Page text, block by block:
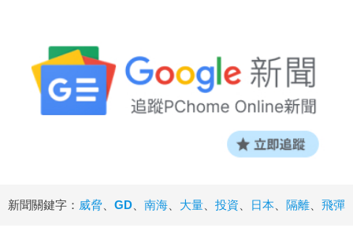
新聞關鍵字： 威脅 GD 南海 大量 投資 日本 隔離 飛彈